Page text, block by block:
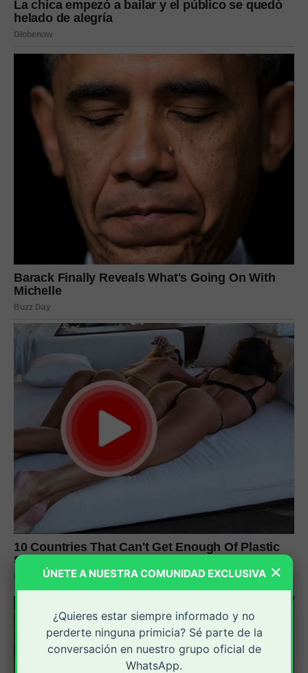
×
ÚNETE A NUESTRA COMUNIDAD EXCLUSIVA
¿Quieres estar siempre informado y no
perderte ninguna primicia? Sé parte de la
conversación en nuestro grupo oficial de
WhatsApp.